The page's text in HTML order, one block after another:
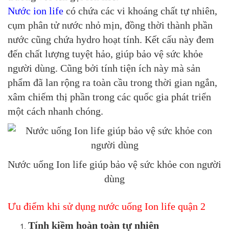
Nước ion life có chứa các vi khoáng chất tự nhiên,
cụm phân tử nước nhỏ mịn, đồng thời thành phần
nước cũng chứa hydro hoạt tính. Kết cấu này đem
đến chất lượng tuyệt hảo, giúp bảo vệ sức khỏe
người dùng. Cũng bởi tính tiện ích này mà sản
phẩm đã lan rộng ra toàn cầu trong thời gian ngắn,
xâm chiếm thị phần trong các quốc gia phát triển
một cách nhanh chóng.
Nước uống Ion life giúp bảo vệ sức khỏe con người
dùng
Ưu điểm khi sử dụng nước uống Ion life quận 2
Tính kiềm hoàn toàn tự nhiên